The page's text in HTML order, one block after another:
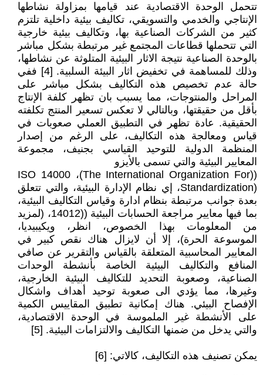
تتحمل الوحدة الاقتصادية عند قيامها بمزاولة نشاطها
الإنتاجي والخدمي والتسويقي، تكاليف بيئية داخلية تلتزم
كثير من الشركات الصناعية بها، وتكاليف بيئية خارجية
التي تتحملها قطاعات المجتمع غير مرتبطة بشكل مباشر
بالوحدة الصناعية نتيجة الاثار البيئية المتلوثة عن نشاطها،
وذلك للمساهمة في تخفيض اثار البيئة السلبية. [4] ففي
حالة عدم تخصيص هذه التكاليف بشكل مباشر على
المراحل والمنتوجات، مما يسبب بان تظهر كلفة الإنتاج
بأقل من حقيقتها، وبالتالي لا تعكس تسعير المنتج تكلفته
الحقيقية. عادة تظهر في التطبيق العملي صعوبات في
قياس ومعالجة هذه التكاليف، على الرغم من إصدار
المنظمة الدولية للتوحيد القياسي بجنيف، مجموعة
المعايير البيئية والتي تسمى بالأيزو
((ISO 14000 ،(The International Organization For
Standardization)، إي نظام الإدارة البيئية، والتي تتعلق
بعدة جوانب مرتبطة بنظام ادارة وقياس التكاليف البيئية،
بما فيها معايير مراجعة الحسابات البيئية ((14012، (لمزيد
من المعلومات بهذا الخصوص، انظر، ويكيبيديا،
الموسوعة الحرة)، إلا أن لايزال هناك نقص كبير في
المعايير المحاسبية المتعلقة بالقياس والتقرير عن صافي
المنافع والتكاليف البيئية الخاصة بأنشطة الوحدات
الصناعية، وصعوبة التحديد للتكاليف البيئية الخارجية،
وغيرها، مما يؤدي الى صعوبة توحيد أهداف واشكال
الإفصاح البيئي. هناك إمكانية تطبيق المقاييس الكمية
على الأنشطة غير الملموسة في الوحدة الاقتصادية،
والتي يدخل من ضمنها التكاليف والالتزامات البيئية. [5]
يمكن تصنيف هذه التكاليف، كالاتي: [6]